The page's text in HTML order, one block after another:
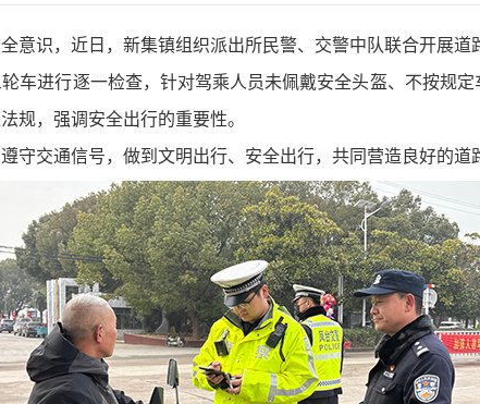
意识，近日，新集镇组织派出所民警、交警中队联合开展道
车进行逐一检查，针对驾乘人员未佩戴安全头盔、不按规
规，强调安全出行的重要性。
守交通信号，做到文明出行、安全出行，共同营造良好的道